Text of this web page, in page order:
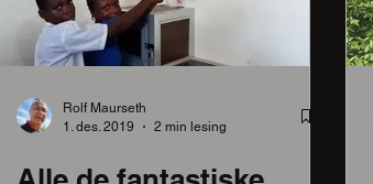
skolen!
Rolf Maurseth
1. des. 2019
2 min lesing